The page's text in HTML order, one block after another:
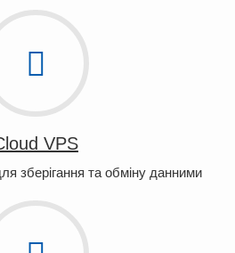
VPS
зберігання та обміну данними